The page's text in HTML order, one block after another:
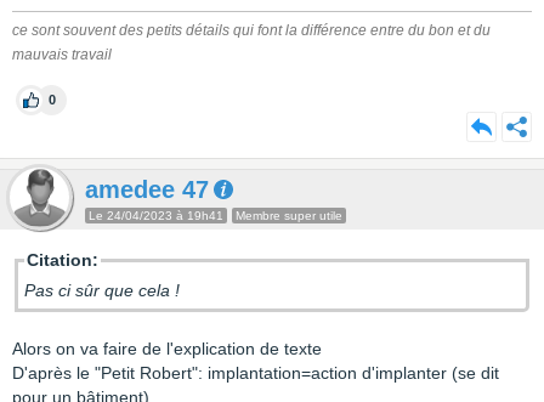
ce sont souvent des petits détails qui font la différence entre du bon et du
mauvais travail
0
amedee 47
Le 24/04/2023 à 19h41 Membre super utile
Citation:
Pas ci sûr que cela !
Alors on va faire de l'explication de texte
D'après le "Petit Robert": implantation=action d'implanter (se dit
pour un bâtiment)